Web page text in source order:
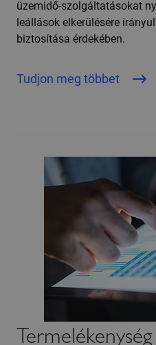
üzemidő-szolgáltatásokat
leállások elkerülésére
biztosítása érdekében.
Tudjon meg többet